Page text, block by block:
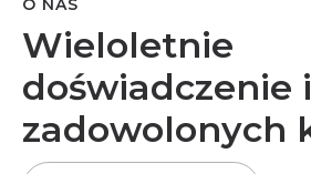
O NAS
Wieloletnie
doświadczenie
zadowolonych